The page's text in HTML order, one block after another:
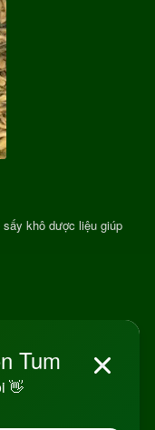
khô dược liệu giúp